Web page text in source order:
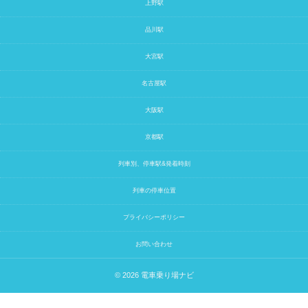
上野駅
品川駅
大宮駅
名古屋駅
大阪駅
京都駅
列車別、停車駅&発着時刻
列車の停車位置
プライバシーポリシー
お問い合わせ
© 2026 電車乗り場ナビ